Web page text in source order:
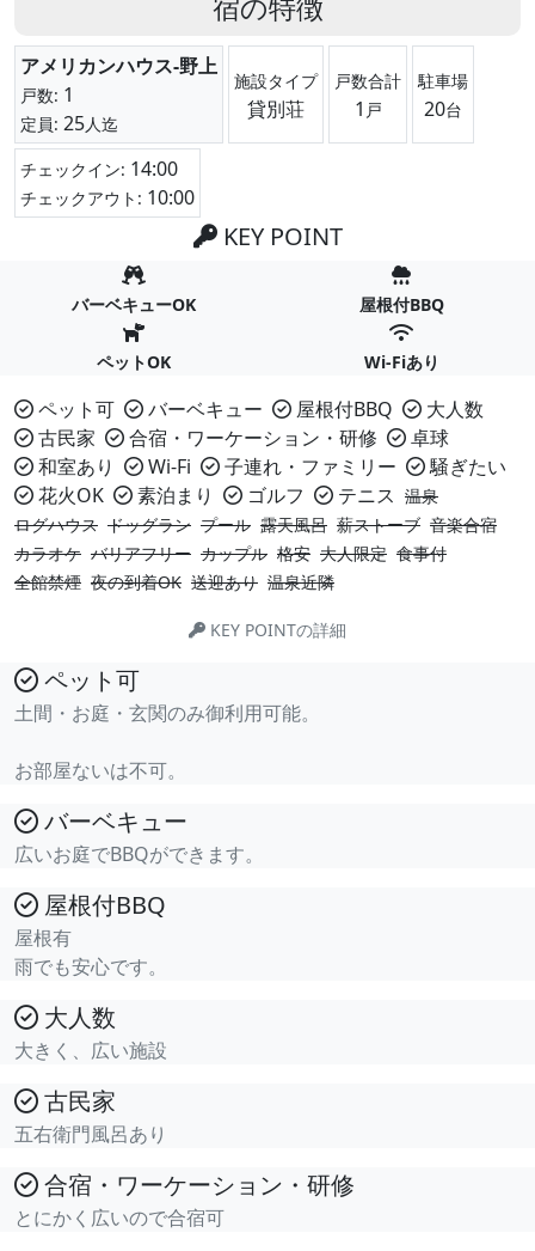
アメリカンハウス-野上
戸数: 1
定員: 25人迄
施設タイプ
貸別荘
戸数合計
1 戸
駐車場
20台
チェックイン: 14:00
チェックアウト: 10:00
KEY POINT
バーベキューOK 屋根付BBQ
ペットOK Wi-Fiあり
ペット可 バーベキュー 屋根付BBQ
大人数
古民家
合宿・ワーケーション・研修
卓球
和室あり
Wi-Fi 子連れ・ファミリー
騒ぎたい
花火OK
素泊まり ゴルフ テニス 温泉
ログハウス ドッグラン プール 露天風呂 薪ストーブ 音楽合宿
カラオケ バリアフリー カップル 格安 大人限定 食事付
全館禁煙 夜の到着OK 送迎あり 温泉近隣
KEY POINTの詳細
ペット可
土間・お庭・玄関のみ御利用可能。
お部屋ないは不可。
バーベキュー
広いお庭でBBQができます。
屋根付BBQ
屋根有
雨でも安心です。
大人数
大きく、広い施設
古民家
五右衛門風呂あり
合宿・ワーケーション・研修
とにかく広いので合宿可